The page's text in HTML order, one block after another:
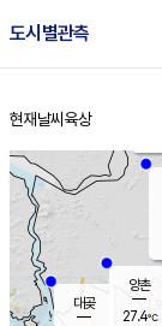
도시별관측
홈
현재날씨 육상
대곶
양촌
27.4℃